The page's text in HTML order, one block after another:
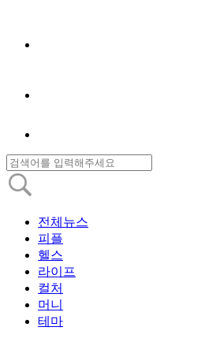
전체뉴스
피플
헬스
라이프
컬처
머니
테마